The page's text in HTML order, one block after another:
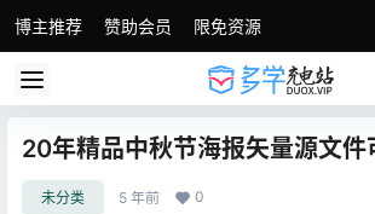
博主推荐 赞助会员 限免资源
20年精品中秋节海报矢量源文件
未分类 5 年前 0